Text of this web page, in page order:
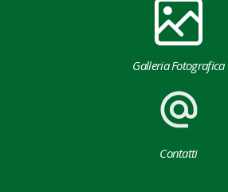
Galleria Fotografica
Contatti